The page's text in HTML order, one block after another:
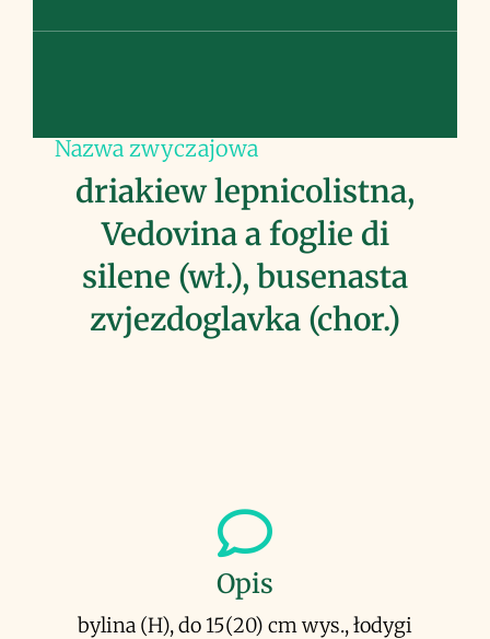
Nazwa zwyczajowa
driakiew lepnicolistna,
Vedovina a foglie di
silene (wł.), busenasta
zvjezdoglavka (chor.)
Opis
bylina (H), do 15(20) cm wys., łodygi